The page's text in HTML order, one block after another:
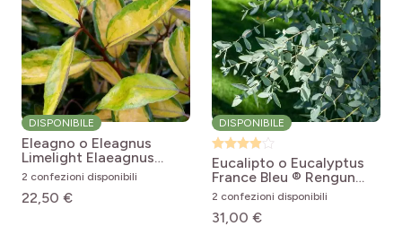
DISPONIBILE
Eleagno o Eleagnus
Limelight Elaeagnus
ebbingei Limelight
2 confezioni disponibili
22,50 €
DISPONIBILE
Eucalipto o Eucalyptus
France Bleu ® Rengun
Eucalyptus gunnii France
Bleu® Rengun
2 confezioni disponibili
31,00 €